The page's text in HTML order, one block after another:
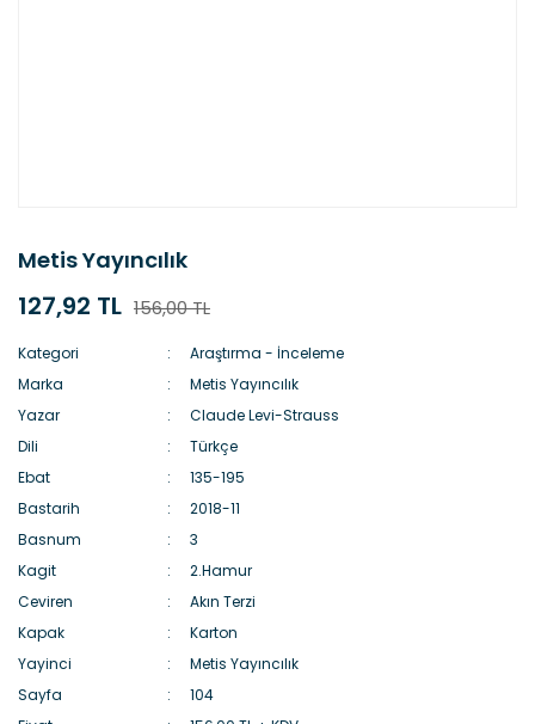
Metis Yayıncılık
127,92 TL 156,00 TL
Kategori
Araştırma - İnceleme
Marka
Metis Yayıncılık
Yazar
Claude Levi-Strauss
Dili
Türkçe
Ebat
135-195
Bastarih
2018-11
Basnum
3
Kagit
2.Hamur
Ceviren
Akın Terzi
Kapak
Karton
Yayinci
Metis Yayıncılık
Sayfa
104